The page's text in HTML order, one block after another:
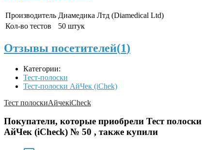
Производитель Диамедика Лтд (Diamedical Ltd)
Кол-во тестов
50 штук
Отзывы посетителей(1)
Категории:
Тест-полоски
Тест-полоски АйЧек (iChek)
Тест полоскиАйчекiCheck
Покупатели, которые приобрели Тест полоски
АйЧек (iCheck) № 50 , также купили